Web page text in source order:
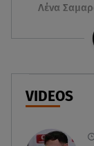
Λένα
Leapmotor
07.08.26 , 11:17
Δείτε το
VIDEOS